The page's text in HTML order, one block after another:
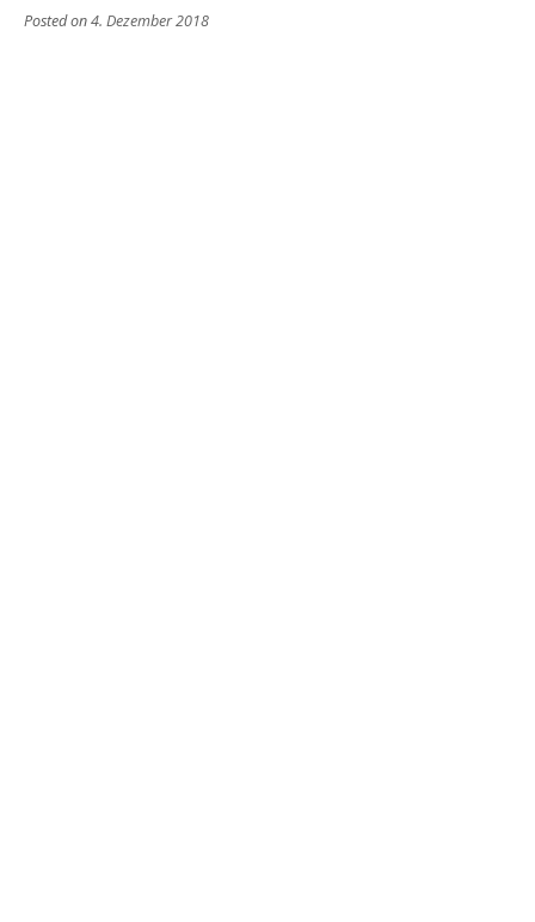
Posted on4. Dezember 2018